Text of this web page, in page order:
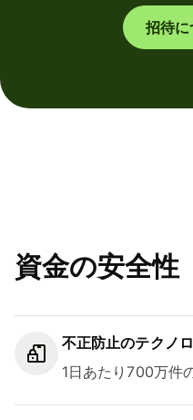
招待に
資金の安全性
不正防止のテクノ
1日あたり700万件